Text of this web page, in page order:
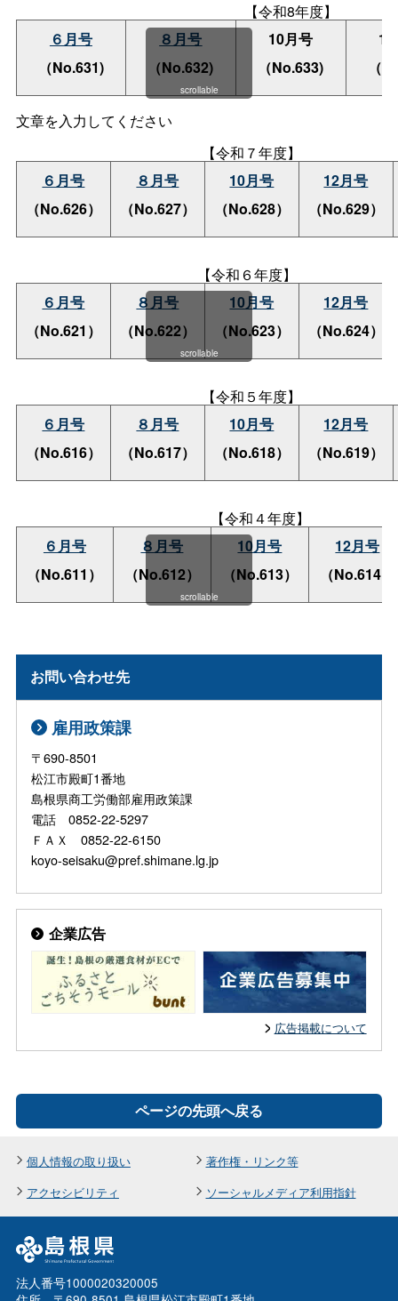
【令和8年度】
６月号
（No.631)
８月号
（No.632)
10月号
（No.633)
（
scrollable
文章を入力してください
【令和７年度】
６月号
（No.626）
８月号
（No.627）
10月号
（No.628）
12月号
（No.629）
【令和６年度】
６月号
（No.621）
８月号
（No.622）
10月号
（No.623）
12月号
（No.624）
scrollable
【令和５年度】
６月号
（No.616）
８月号
（No.617）
10月号
（No.618）
12月号
（No.619）
【令和４年度】
６月号
（No.611）
８月号
（No.612）
10月号
（No.613）
12月号
（No.614）
scrollable
お問い合わせ先
雇用政策課
〒690-8501
松江市殿町1番地
島根県商工労働部雇用政策課
電話 0852-22-5297
ＦＡＸ 0852-22-6150
koyo-seisaku@pref.shimane.lg.jp
企業広告
広告掲載について
ページの先頭へ戻る
個人情報の取り扱い
著作権・リンク等
アクセシビリティ
ソーシャルメディア利用指針
法人番号1000020320005